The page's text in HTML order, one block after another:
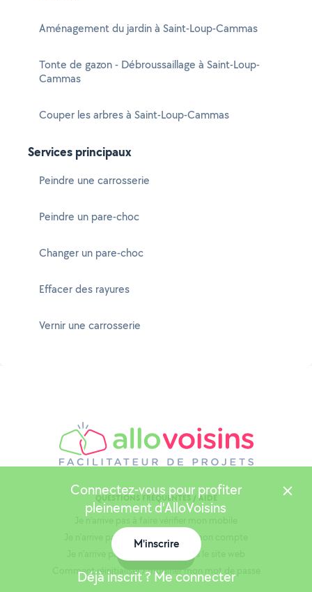
Aménagement du jardin à Saint-Loup-Cammas
Tonte de gazon - Débroussaillage à Saint-Loup-
Cammas
Couper les arbres à Saint-Loup-Cammas
Services principaux
Peindre une carrosserie
Peindre un pare-choc
Changer un pare-choc
Effacer des rayures
Vernir une carrosserie
QUESTIONS FRÉQUENTES / AIDE
Je n'arrive pas à faire vérifier mon mobile
Je n'arrive pas à me connecter à mon compte
Je n'arrive pas à m'inscrire depuis le site web
Comment réinitialiser / modifier mon mot de passe
Connectez-vous pour profiter
pleinement d'AlloVoisins
M'inscrire
Déjà inscrit ? Me connecter